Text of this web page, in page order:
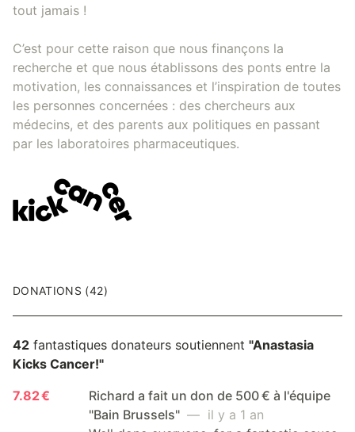
tout jamais !
C’est pour cette raison que nous finançons la
recherche et que nous établissons des ponts entre la
motivation, les connaissances et l’inspiration de toutes
les personnes concernées : des chercheurs aux
médecins, et des parents aux politiques en passant
par les laboratoires pharmaceutiques.
DONATIONS (42)
42 fantastiques donateurs soutiennent "Anastasia
Kicks Cancer!"
7.82 €
Richard a fait un don de 500 € à l'équipe
"Bain Brussels" — il y a 1 an